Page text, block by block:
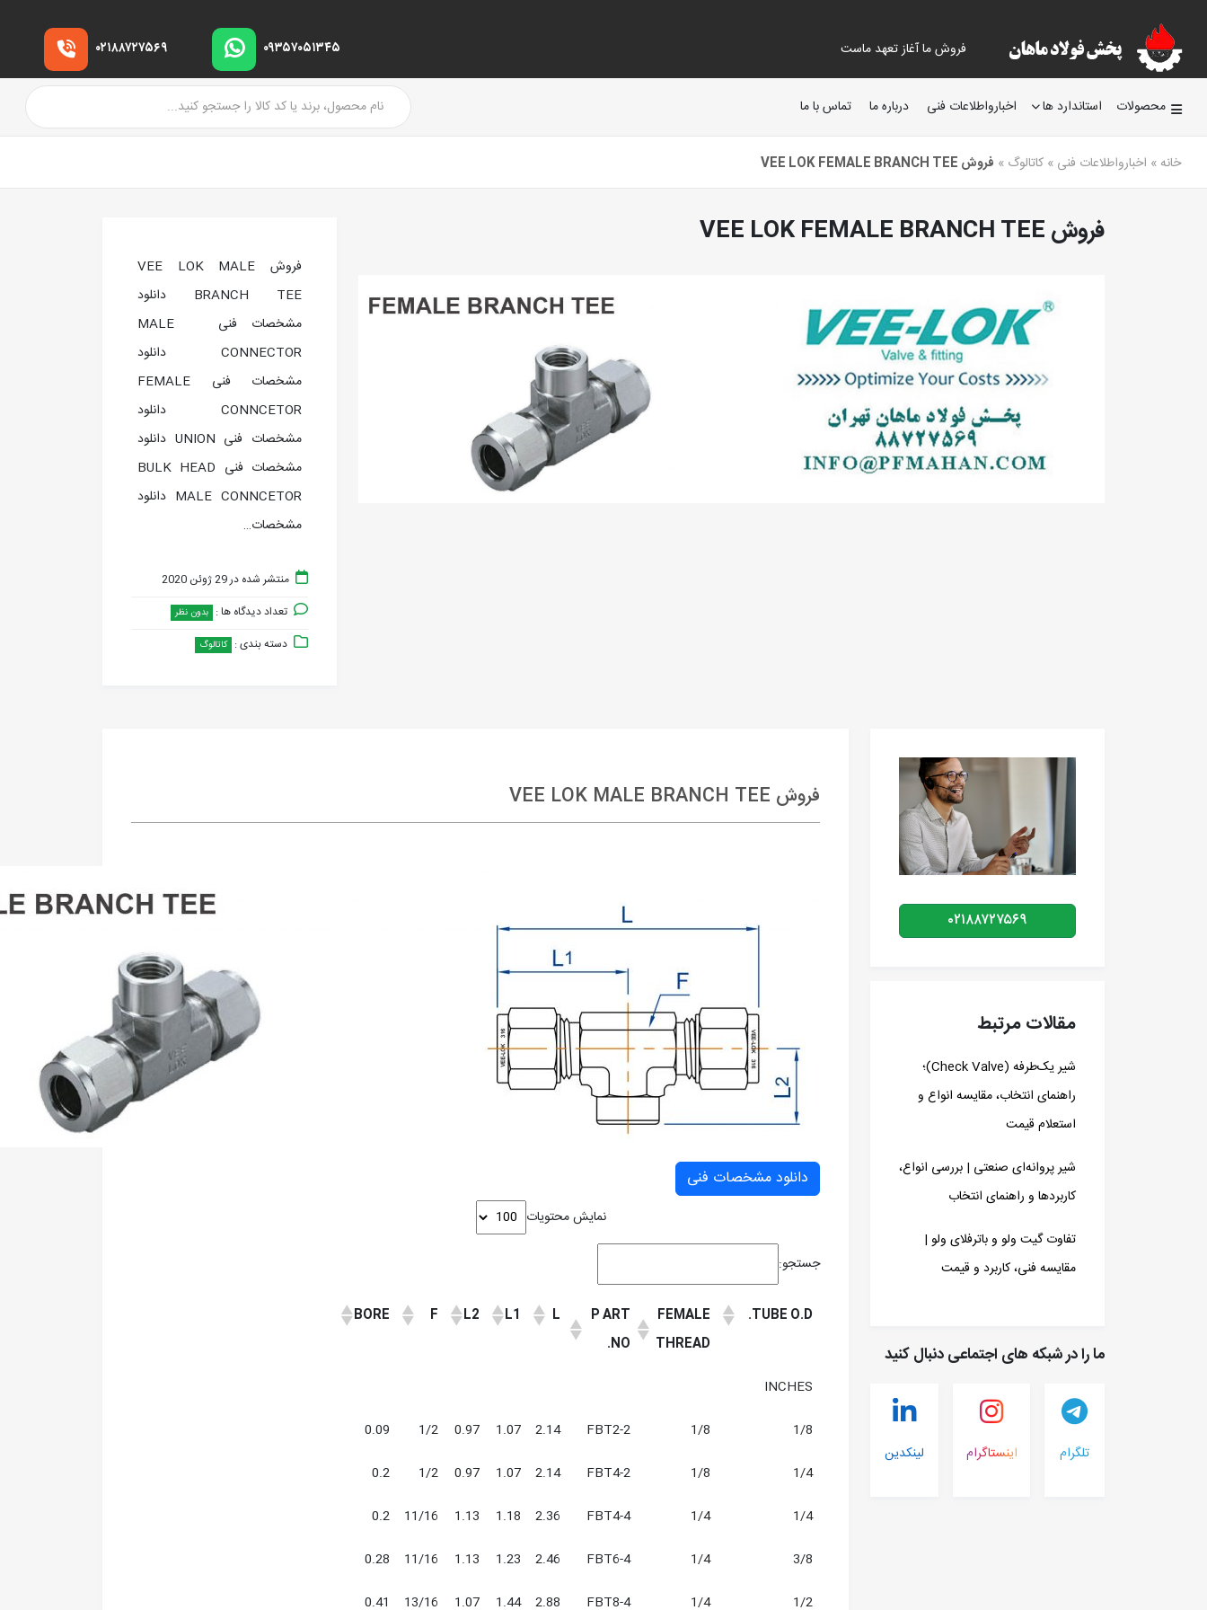
فروش ما آغاز تعهد ماست ۰۹۳۵۷۰۵۱۳۴۵ ۰۲۱۸۸۷۲۷۵۶۹
محصولات استاندارد ها اخبارواطلاعات فنی درباره ما تماس با ما
خانه » اخبارواطلاعات فنی » کاتالوگ » فروش VEE LOK FEMALE BRANCH TEE
فروش VEE LOK FEMALE BRANCH TEE
فروش VEE LOK MALE
BRANCH TEE دانلود
مشخصات فنی MALE
CONNECTOR دانلود
مشخصات فنی FEMALE
CONNCETOR دانلود
مشخصات فنی UNION دانلود
مشخصات فنی BULK HEAD
MALE CONNCETOR دانلود
مشخصات…
منتشر شده در 29 ژوئن 2020
تعداد دیدگاه ها : بدون نظر
دسته بندی : کاتالوگ
۰۲۱۸۸۷۲۷۵۶۹
مقالات مرتبط
شیر یک‌طرفه (Check Valve)؛
راهنمای انتخاب، مقایسه انواع و
استعلام قیمت
شیر پروانه‌ای صنعتی | بررسی انواع،
کاربردها و راهنمای انتخاب
تفاوت گیت ولو و باترفلای ولو |
مقایسه فنی، کاربرد و قیمت
ما را در شبکه های اجتماعی دنبال کنید
تلگرام اینستاگرام لینکدین
فروش VEE LOK MALE BRANCH TEE
دانلود مشخصات فنی
نمایش محتویات
جستجو:
TUBE O.D.
FEMALE
THREAD
P ART
NO.
L
L1
L2
F
BORE
INCHES
1/8
1/8
FBT2-2
2.14
1.07
0.97
1/2
0.09
1/4
1/8
FBT4-2
2.14
1.07
0.97
1/2
0.2
1/4
1/4
FBT4-4
2.36
1.18
1.13
11/16
0.2
3/8
1/4
FBT6-4
2.46
1.23
1.13
11/16
0.28
1/2
1/4
FBT8-4
2.88
1.44
1.07
13/16
0.41